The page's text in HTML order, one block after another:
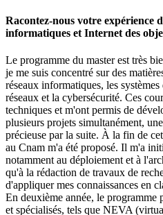
Racontez-nous votre expérience
informatiques et Internet des
Le programme du master est très
je me suis concentré sur des
réseaux informatiques, les
réseaux et la cybersécurité. Ces
techniques et m'ont permis de
plusieurs projets simultanément,
précieuse par la suite. À la fin de
au Cnam m'a été proposé. Il m'a
notamment au déploiement et à
qu'à la rédaction de travaux de
d'appliquer mes connaissances en
En deuxième année, le programme
et spécialisés, tels que NEVA